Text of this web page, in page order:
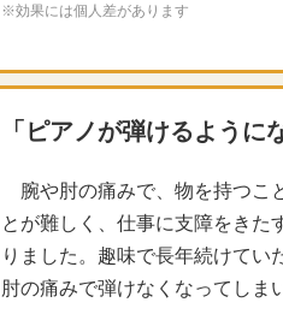
※効果には個人差があります
「ピアノが弾けるように
腕や肘の痛みで、物を持つこ
とが難しく、仕事に支障をきた
りました。趣味で長年続けてい
肘の痛みで弾けなくなってしま